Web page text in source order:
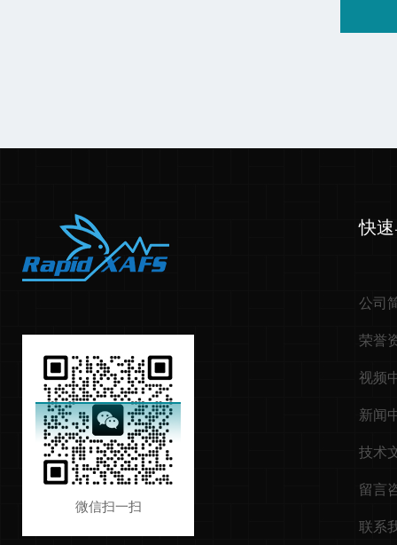
微信扫一扫
快
公司
荣誉
视频
新闻
技术
留言
联系